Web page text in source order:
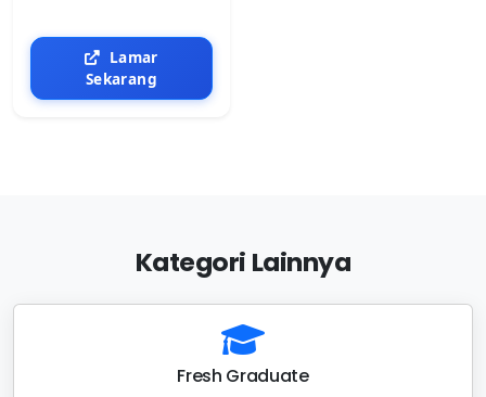
Lamar
Sekarang
Kategori Lainnya
Fresh Graduate